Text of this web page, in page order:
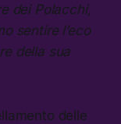
dei Polacchi,
sentire l’eco
della sua
delle